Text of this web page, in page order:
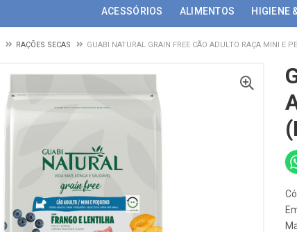
ACESSÓRIOS ALIMENTOS HIGIENE
RAÇÕES SECAS GUABI NATURAL GRAIN FREE CÃO ADULTO RAÇA MINI E